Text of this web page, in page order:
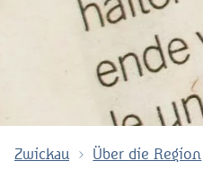
Zwickau Über die Region